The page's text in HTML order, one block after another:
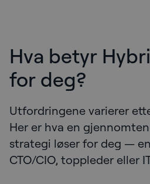
Hva betyr
for deg?
Utfordringene varierer
Her er hva en
strategi løser for deg —
CTO/CIO, toppleder eller